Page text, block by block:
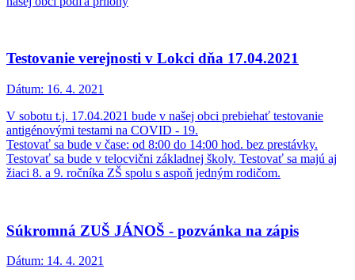
Testovanie verejnosti v Lokci dňa 17.04.2021
Dátum: 16. 4. 2021
V sobotu t.j. 17.04.2021 bude v našej obci prebiehať testovanie
antigénovými testami na COVID - 19.
Testovať sa bude v čase: od 8:00 do 14:00 hod. bez prestávky.
Testovať sa bude v telocvični základnej školy. Testovať sa majú aj
žiaci 8. a 9. ročníka ZŠ spolu s aspoň jedným rodičom.
Súkromná ZUŠ JÁNOŠ - pozvánka na zápis
Dátum: 14. 4. 2021